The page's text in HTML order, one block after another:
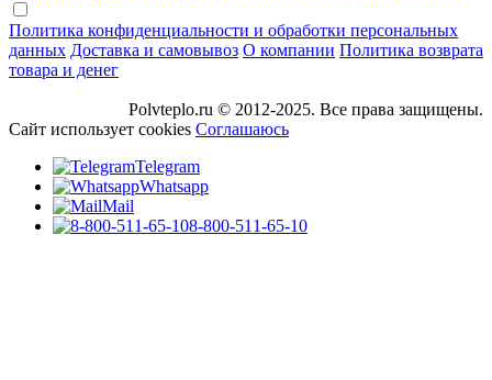
Политика конфиденциальности и обработки персональных
данных Доставка и самовывоз О компании Политика возврата
товара и денег
Polvteplo.ru © 2012-2025. Все права защищены.
Сайт использует cookies Соглашаюсь
Telegram
Whatsapp
Mail
8-800-511-65-10